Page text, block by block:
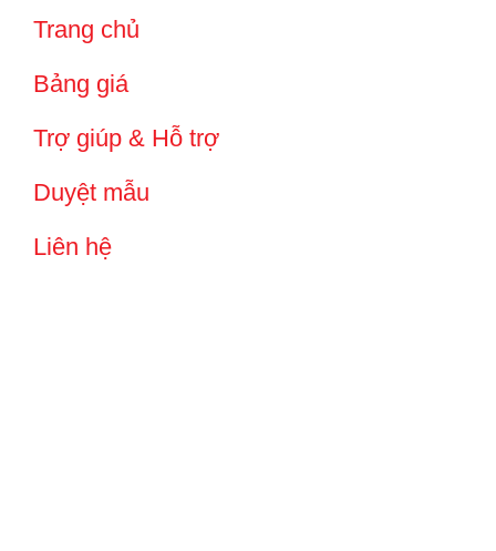
Trang chủ
Bảng giá
Trợ giúp & Hỗ trợ
Duyệt mẫu
Liên hệ